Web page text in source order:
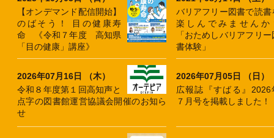
【オンデマンド配信開始】
のばそう！ 目の健康寿
命 《令和７年度 高知県
「目の健康」講座》
バリアフリー図書で読書
楽しんでみませんか
「おためしバリアフリー
書体験」
2026年07月16日 （木）
令和８年度第１回高知声と
点字の図書館運営協議会開催のお知ら
せ
2026年07月05日 （日）
広報誌『すばる』2026
７月号を掲載しました！